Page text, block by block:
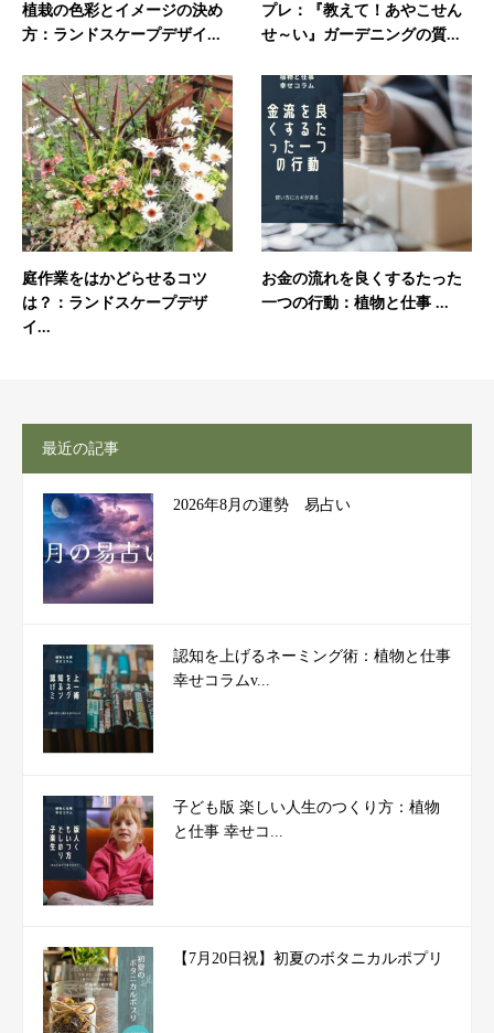
植栽の色彩とイメージの決め
方：ランドスケープデザイ...
プレ：『教えて！あやこせん
せ～い』ガーデニングの質...
庭作業をはかどらせるコツ
は？：ランドスケープデザ
イ...
お金の流れを良くするたった
一つの行動：植物と仕事 ...
最近の記事
2026年8月の運勢 易占い
認知を上げるネーミング術：植物と仕事
幸せコラムv...
子ども版 楽しい人生のつくり方：植物
と仕事 幸せコ...
【7月20日祝】初夏のボタニカルポプリ